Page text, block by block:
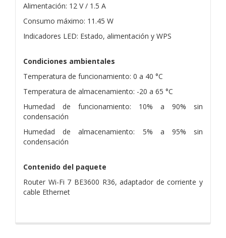
Alimentación: 12 V / 1.5 A
Consumo máximo: 11.45 W
Indicadores LED: Estado, alimentación y WPS
Condiciones ambientales
Temperatura de funcionamiento: 0 a 40 °C
Temperatura de almacenamiento: -20 a 65 °C
Humedad de funcionamiento: 10% a 90% sin
condensación
Humedad de almacenamiento: 5% a 95% sin
condensación
Contenido del paquete
Router Wi-Fi 7 BE3600 R36, adaptador de corriente y
cable Ethernet